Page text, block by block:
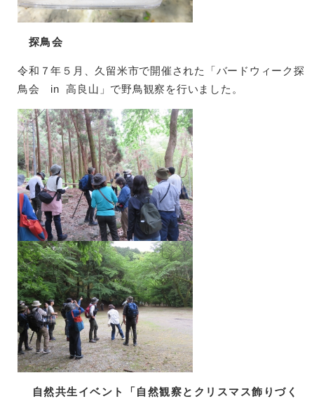
探鳥会
令和７年５月、久留米市で開催された「バードウィーク探
鳥会 in 高良山」で野鳥観察を行いました。​
自然共生イベント「自然観察とクリスマス飾りづく